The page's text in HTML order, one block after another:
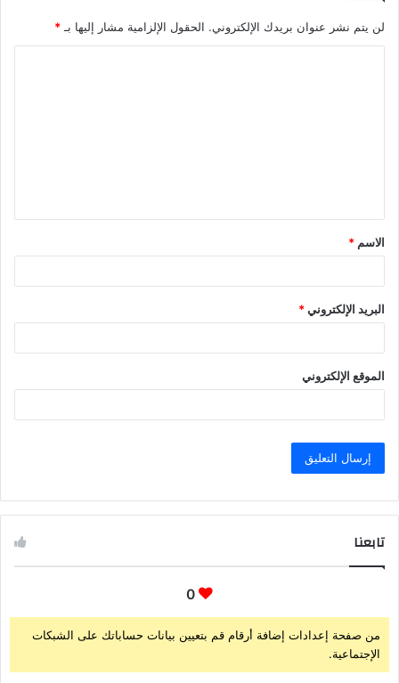
لن يتم نشر عنوان بريدك الإلكتروني. الحقول الإلزامية مشار إليها بـ*
ق
*
الاسم *
البريد الإلكتروني*
الموقع الإلكتروني
تابعنا
0
من صفحة إعدادات إضافة أرقام قم بتعيين بيانات حساباتك على الشبكات
الإجتماعية.